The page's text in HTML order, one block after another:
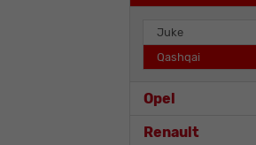
Juke
Qashqai
Opel
Renault